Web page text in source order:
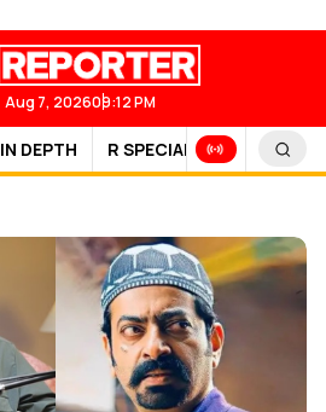
Aug 7, 202609:12 PM
IN DEPTH R SPECIAL SPORTS